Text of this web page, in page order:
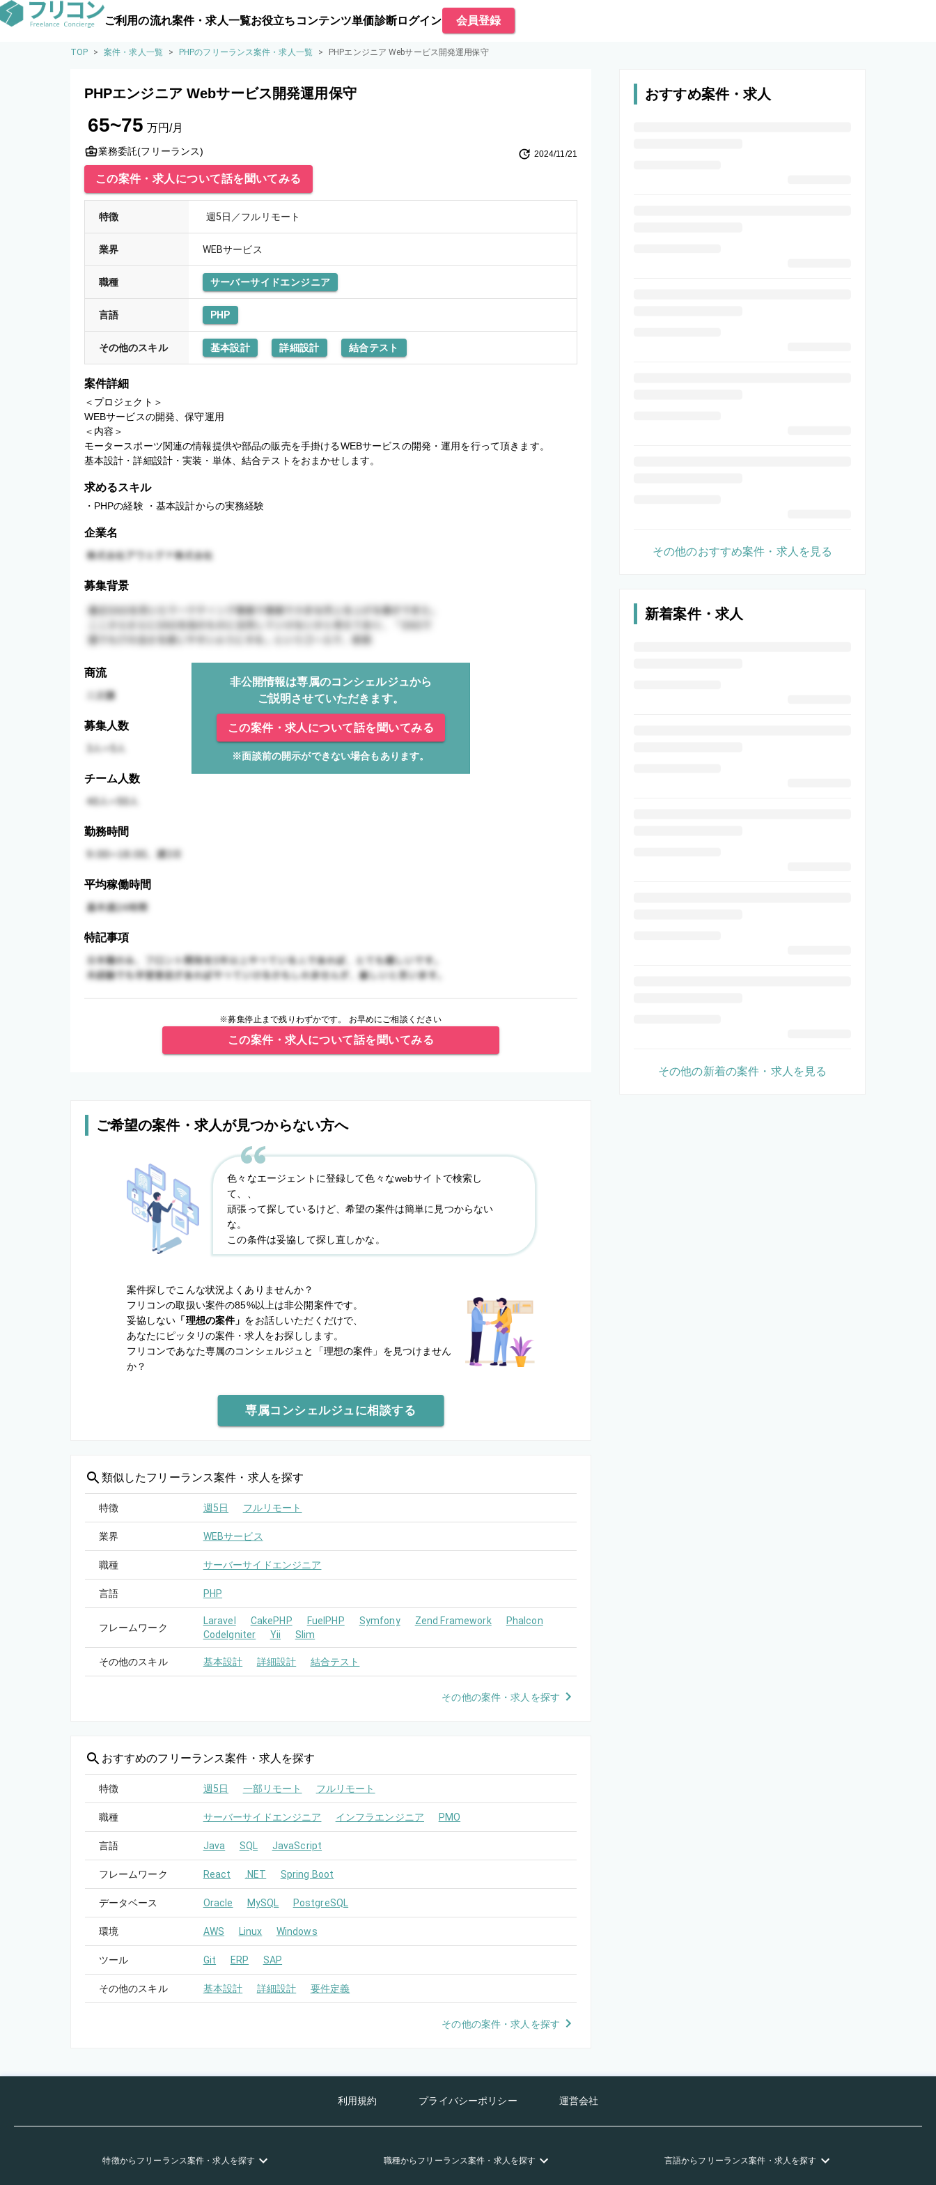
ご利用の流れ案件・求人一覧お役立ちコンテンツ単価診断ログイン 会員登録
TOP > 案件・求人一覧 > PHPのフリーランス案件・求人一覧 > PHPエンジニア Webサービス開発運用保守
PHPエンジニア Webサービス開発運用保守
65~75 万円/月
業務委託(フリーランス) 2024/11/21
この案件・求人について話を聞いてみる
特徴 週5日／フルリモート
業界 WEBサービス
職種 サーバーサイドエンジニア
言語 PHP
その他のスキル 基本設計 詳細設計 結合テスト
案件詳細
＜プロジェクト＞
WEBサービスの開発、保守運用
＜内容＞
モータースポーツ関連の情報提供や部品の販売を手掛けるWEBサービスの開発・運用を行って頂きます。
基本設計・詳細設計・実装・単体、結合テストをおまかせします。
求めるスキル
・PHPの経験 ・基本設計からの実務経験
企業名
募集背景
商流
非公開情報は専属のコンシェルジュから
ご説明させていただきます。
この案件・求人について話を聞いてみる
※面談前の開示ができない場合もあります。
募集人数
チーム人数
勤務時間
平均稼働時間
特記事項
※募集停止まで残りわずかです。 お早めにご相談ください
この案件・求人について話を聞いてみる
ご希望の案件・求人が見つからない方へ
色々なエージェントに登録して色々なwebサイトで検索し
て、、
頑張って探しているけど、希望の案件は簡単に見つからない
な。
この条件は妥協して探し直しかな。
案件探しでこんな状況よくありませんか？
フリコンの取扱い案件の85%以上は非公開案件です。
妥協しない 「理想の案件」 をお話しいただくだけで、
あなたにピッタリの案件・求人をお探しします。
フリコンであなた専属のコンシェルジュと
「理想の案件」を見つけません
か？
専属コンシェルジュに相談する
類似したフリーランス案件・求人を探す
特徴 週5日 フルリモート
業界 WEBサービス
職種 サーバーサイドエンジニア
言語 PHP
フレームワーク
Laravel CakePHP FuelPHP Symfony Zend Framework
Phalcon
CodeIgniter
Yii Slim
その他のスキル 基本設計 詳細設計 結合テスト
その他の案件・求人を探す
おすすめのフリーランス案件・求人を探す
特徴 週5日 一部リモート フルリモート
職種 サーバーサイドエンジニア インフラエンジニア PMO
言語 Java SQL JavaScript
フレームワーク React .NET Spring Boot
データベース Oracle MySQL PostgreSQL
環境 AWS Linux Windows
ツール Git ERP SAP
その他のスキル 基本設計 詳細設計 要件定義
その他の案件・求人を探す
おすすめ案件・求人
その他のおすすめ案件・求人を見る
新着案件・求人
その他の新着の案件・求人を見る
利用規約 プライバシーポリシー 運営会社
特徴からフリーランス案件・求人を探す 職種からフリーランス案件・求人を探す 言語からフリーランス案件・求人を探す